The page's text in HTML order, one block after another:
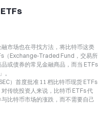
市场也在寻找方法，将比特币这类
（Exchange-Traded Fund，交易所
或债券的常见金融商品，而当 ETFs
。
）首度批准 11 档比特币现货 ETFs
传统投资人来说，比特币 ETFs 代
比特币市场的涨跌，而不需要自己